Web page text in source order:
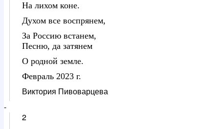
На лихом коне.
Духом все воспрянем,
За Россию встанем,
Песню, да затянем
О родной земле.
Февраль 2023 г.
Виктория Пивоварцева
-
2